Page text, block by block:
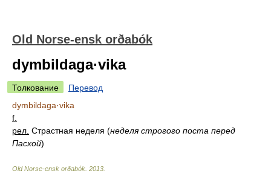
Old Norse-ensk orðabók
dymbildaga·vika
Толкование
Перевод
dymbildaga·vika
f.
рел. Страстная неделя (неделя строгого поста перед
Пасхой)
Old Norse-ensk orðabók 2013